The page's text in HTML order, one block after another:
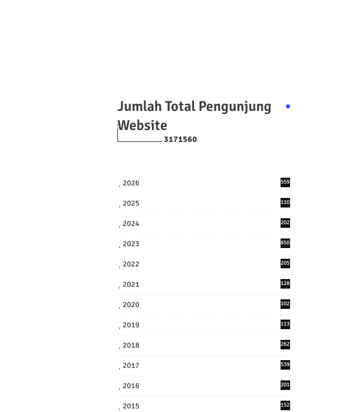
Jumlah Total Pengunjung
Website
3171560
2026 559
2025
110
2024
202
2023 850
2022
205
2021
128
2020
102
2019
113
2018
262
2017
539
2016
201
2015 152